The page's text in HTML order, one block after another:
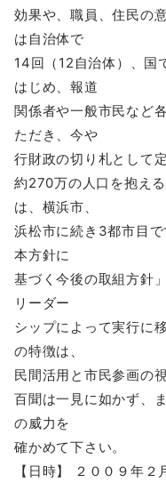
効果や、職員、住民の
は自治体で
14回（12自治体）、国
はじめ、報道
関係者や一般市民など
ただき、今や
行財政の切り札として
約270万の人口を抱え
は、横浜市、
浜松市に続き3都市目
本方針に
基づく今後の取組方針
リーダー
シップによって実行に
の特徴は、
民間活用と市民参画の
百聞は一見に如かず、
の威力を
確かめて下さい。
【日時】 ２００９年